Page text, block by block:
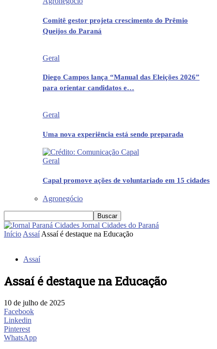
Comitê gestor projeta crescimento do Prêmio
Queijos do Paraná
Geral
Diego Campos lança “Manual das Eleições 2026”
para orientar candidatos e…
Geral
Uma nova experiência está sendo preparada
Geral
Capal promove ações de voluntariado em 15 cidades
Agronegócio
Jornal Cidades do Paraná
Início Assaí Assaí é destaque na Educação
Assaí
Assaí é destaque na Educação
10 de julho de 2025
Facebook
Linkedin
Pinterest
WhatsApp